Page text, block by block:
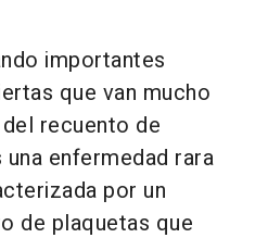
importantes
que van mucho
recuento de
enfermedad rara
por un
de plaquetas que